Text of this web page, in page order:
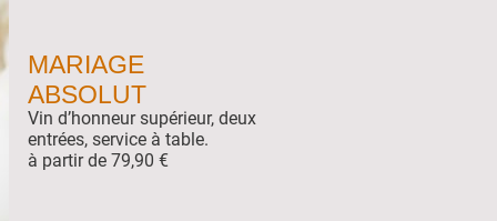
MARIAGE
ABSOLUT
Vin d’honneur supérieur, deux
entrées, service à table.
à partir de 79,90 €